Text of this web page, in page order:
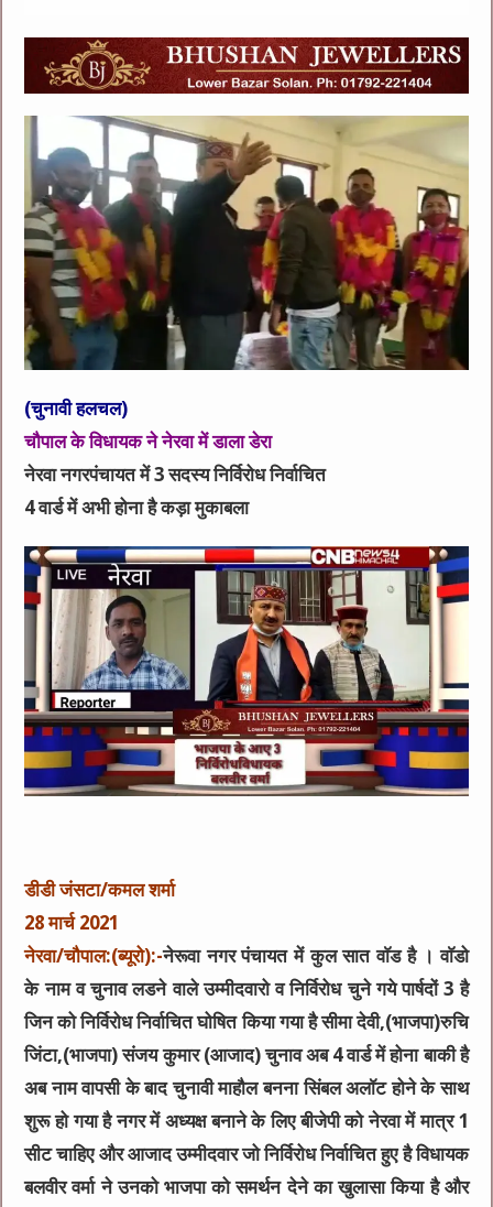
(चुनावी हलचल)
चौपाल के विधायक ने नेरवा में डाला डेरा
नेरवा नगरपंचायत में 3 सदस्य निर्विरोध निर्वाचित
4 वार्ड में अभी होना है कड़ा मुकाबला
डीडी जंसटा/कमल शर्मा
28 मार्च 2021
नेरवा/चौपाल:(ब्यूरो):-नेरूवा नगर पंचायत में कुल सात वाॅड है । वाॅडो
के नाम व चुनाव लडने वाले उम्मीदवारो व निर्विरोध चुने गये पार्षदों 3 है
जिन को निर्विरोध निर्वाचित घोषित किया गया है सीमा देवी,(भाजपा)रुचि
जिंटा,(भाजपा) संजय कुमार (आजाद) चुनाव अब 4 वार्ड में होना बाकी है
अब नाम वापसी के बाद चुनावी माहौल बनना सिंबल अलॉट होने के साथ
शुरू हो गया है नगर में अध्यक्ष बनाने के लिए बीजेपी को नेरवा में मात्र 1
सीट चाहिए और आजाद उम्मीदवार जो निर्विरोध निर्वाचित हुए है विधायक
बलवीर वर्मा ने उनको भाजपा को समर्थन देने का खुलासा किया है और